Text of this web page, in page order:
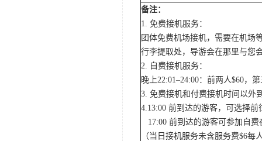
备注：
1. 免费接机服务：
团体免费机场接机，需要在机场
行李提取处，导游会在那里与您
2. 自费接机服务：
晚上22:01–24:00：前两人$60，
3. 免费接机和付费接机时间以外
4.13:00 前到达的游客，可选择
17:00 前到达的游客可参加自
（当日接机服务未含服务费$6每